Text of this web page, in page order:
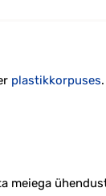
plastikkorpuses.
meiega